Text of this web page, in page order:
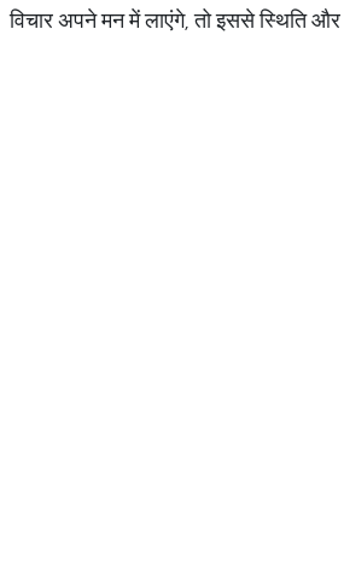
विचार अपने मन में लाएंगे, तो इससे स्थिति